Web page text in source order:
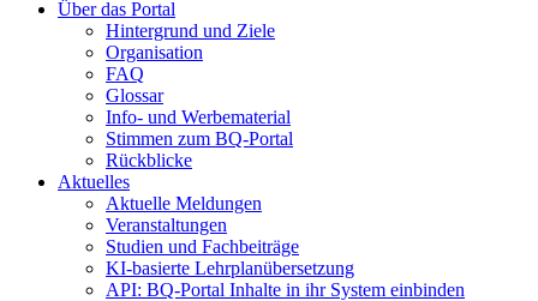
Über das Portal
Hintergrund und Ziele
Organisation
FAQ
Glossar
Info- und Werbematerial
Stimmen zum BQ-Portal
Rückblicke
Aktuelles
Aktuelle Meldungen
Veranstaltungen
Studien und Fachbeiträge
KI-basierte Lehrplanübersetzung
API: BQ-Portal Inhalte in ihr System einbinden